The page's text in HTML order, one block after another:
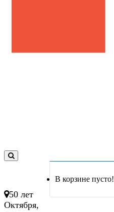
В корзине пусто!
50 лет
Октября,